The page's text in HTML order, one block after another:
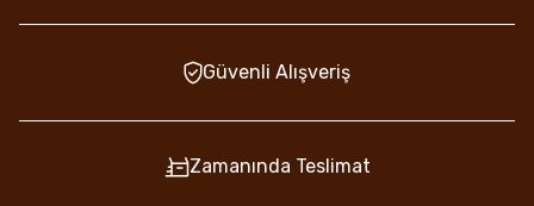
Güvenli Alışveriş
Zamanında Teslimat